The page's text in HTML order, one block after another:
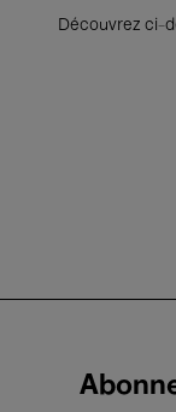
Découvrez ci-